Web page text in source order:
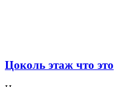
Цоколь этаж что это